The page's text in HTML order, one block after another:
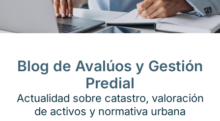
Blog de Avalúos y Gestión
Predial
Actualidad sobre catastro, valoración
de activos y normativa urbana